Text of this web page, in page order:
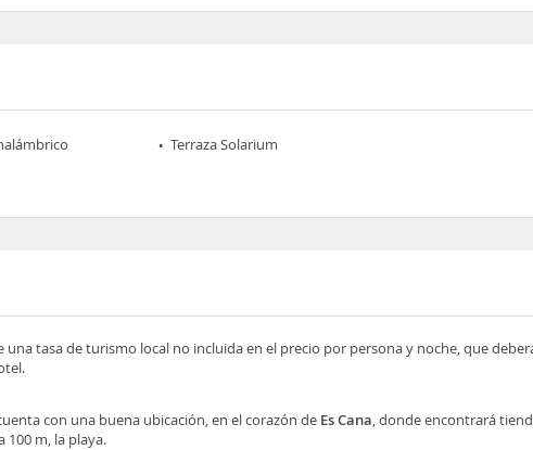
Terraza Solarium
una tasa de turismo local no incluida en el precio por persona y noche, que
con una buena ubicación, en el corazón de Es Cana, donde encontrará
100 m, la playa.